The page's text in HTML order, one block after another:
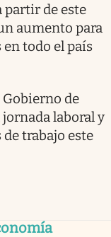
partir de este
aumento para
todo el país
de
laboral y
trabajo este